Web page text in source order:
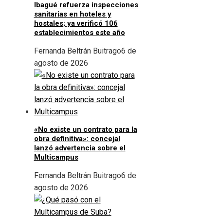
Ibagué refuerza inspecciones
sanitarias en hoteles y
hostales; ya verificó 106
establecimientos este año
Fernanda Beltrán Buitrago6 de
agosto de 2026
«No existe un contrato para la
obra definitiva»: concejal
lanzó advertencia sobre el
Multicampus
Fernanda Beltrán Buitrago6 de
agosto de 2026